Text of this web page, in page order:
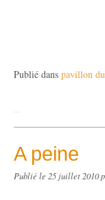
Publié dans pavillon
…
A peine
Publié le 25 juillet 2010